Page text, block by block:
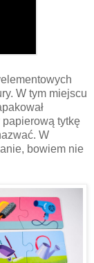
W tym miejscu
tytkę
W
bowiem nie